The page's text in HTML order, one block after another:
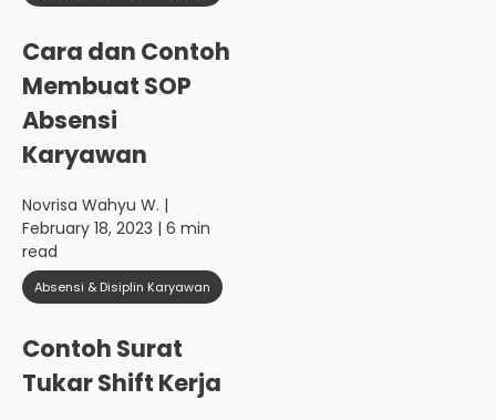
Cara dan Contoh
Membuat SOP
Absensi
Karyawan
Novrisa Wahyu W. |
February 18, 2023 | 6 min
read
Absensi & Disiplin Karyawan
Contoh Surat
Tukar Shift Kerja